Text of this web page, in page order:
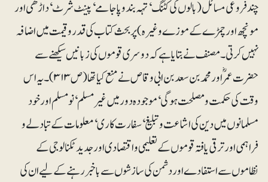
چند فروعی مسائل (بالوں کی کٹنگ‘ تہہ بند و پاجامے ‘ پینٹ شرٹ‘ داڑھی اور
مونچھ اور چمڑے کے موزے وغیرہ) پر بحث کتاب کی قدروقیمت میں اضافہ
نہیں کرتی۔ مصنف نے بتایا ہے کہ دوسری قوموں کی زبانیں سیکھنے سے
حضرت عمرؓ اور محمد بن سعد بن ابی وقاص نے منع کیا تھا (ص ۳۱۳)۔ یہ اس
وقت کی حکمت و مصلحت ہوگی‘موجودہ دور میں غیرمسلم‘ نومسلم اور خود
مسلمانوں میں دین کی اشاعت و تبلیغ‘ سفارت کاری ‘ معلومات کے تبادلے و
فراہمی اور ترقی یافتہ قوموں کے تعلیمی و اقتصادی اور جدید ٹکنالوجی کے
نظاموں سے استفادے اور دشمن کی سازشوں سے باخبر رہنے کے لیے ان کی